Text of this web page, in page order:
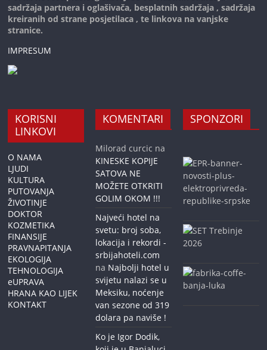
sadržaja partnera i oglašivača, besplatnih sadržaja , sadržaja
kreiranih od strane posjetilaca , te linkova na vanjske
stranice.
IMPRESUM
KORISNI
LINKOVI
O NAMA
LJUDI
KULTURA
PUTOVANJA
ŽIVOTINJE
DOKTOR
KOZMETIKA
FINANSIJE
PRAVNAPITANJA
EKOLOGIJA
TEHNOLOGIJA
eUPRAVA
HRANA KAO LIJEK
KONTAKT
KOMENTARI
Milorad curcic na
KINESKE KOPIJE
SATOVA NE
MOŽETE OTKRITI
GOLIM OKOM !!!
Najveći hotel na
svetu: broj soba,
lokacija i rekordi -
srbijahoteli.com
na Najbolji hotel u
svijetu nalazi se u
Meksiku, noćenje
van sezone od 319
dolara pa naviše !
Ko je Igor Dodik,
SPONZORI